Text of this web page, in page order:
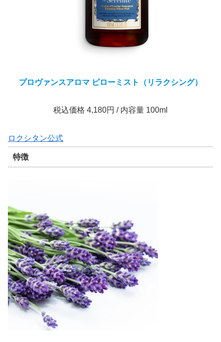
プロヴァンスアロマ ピローミスト（リラクシング）
税込価格 4,180円 / 内容量 100ml
ロクシタン公式
特徴